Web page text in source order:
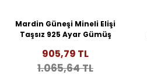
Mardin Güneşi Mineli Elişi
Taşsız 925 Ayar Gümüş
905,79 TL
1.065,64 TL